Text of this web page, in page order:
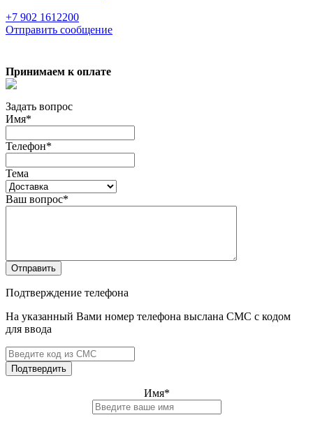
+7 902 1612200
Отправить сообщение
Принимаем к оплате
Задать вопрос
Имя*
Телефон*
Тема
Ваш вопрос*
Отправить
Подтверждение телефона
На указанный Вами номер телефона выслана СМС с кодом
для ввода
Подтвердить
Имя*